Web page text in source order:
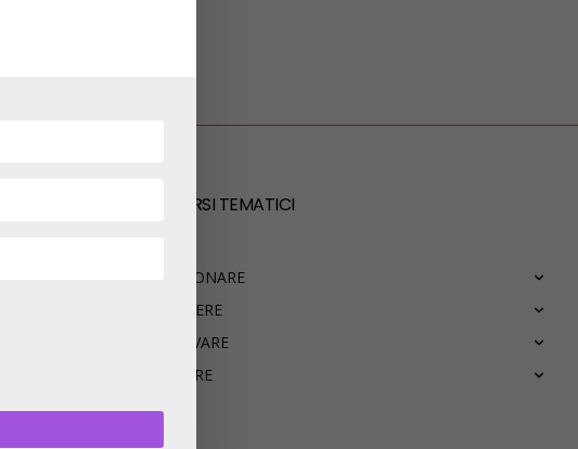
PERCORSI TEMATICI
COLLEZIONARE
CONOSCERE
CONSERVARE
GUARDARE